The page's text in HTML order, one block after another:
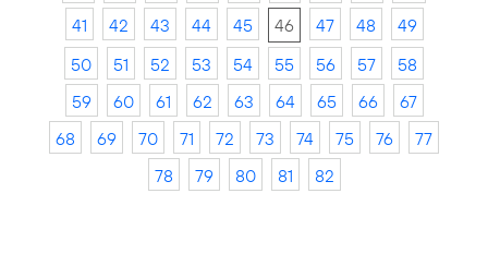
41
42 43 44 45 46 47 48
49
50
51 52 53 54 55 56 57
58
59
60 61 62 63 64 65 66
67
68
69 70 71 72 73 74 75 76
77
78
79 80 81 82